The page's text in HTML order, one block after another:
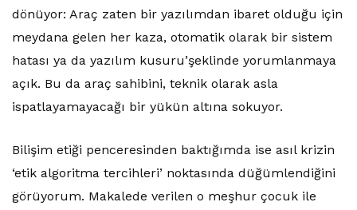
dönüyor: Araç zaten bir yazılımdan ibaret olduğu için
meydana gelen her kaza, otomatik olarak bir sistem
hatası ya da yazılım kusuru’şeklinde yorumlanmaya
açık. Bu da araç sahibini, teknik olarak asla
ispatlayamayacağı bir yükün altına sokuyor.
Bilişim etiği penceresinden baktığımda ise asıl krizin
‘etik algoritma tercihleri’ noktasında düğümlendiğini
görüyorum. Makalede verilen o meşhur çocuk ile